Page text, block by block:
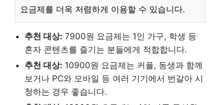
요금제를 더욱 저렴하게 이용할 수 있습니다.
추천 대상: 7900원 요금제는 1인 가구, 학생 등
혼자 콘텐츠를 즐기는 분들에게 적합합니다.
추천 대상: 10900원 요금제는 커플, 동생과 함께
보거나 PC와 모바일 등 여러 기기에서 번갈아 시
청하는 경우 좋습니다.